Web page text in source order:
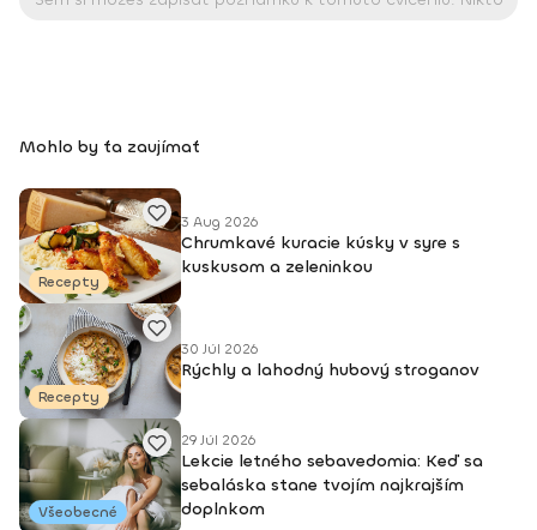
Mohlo by ťa zaujímať
Recepty
3 Aug 2026
Chrumkavé kuracie kúsky v syre s
kuskusom a zeleninkou
Recepty
30 Júl 2026
Rýchly a lahodný hubový stroganov
Všeobecné
29 Júl 2026
Lekcie letného sebavedomia: Keď sa
sebaláska stane tvojím najkrajším
doplnkom